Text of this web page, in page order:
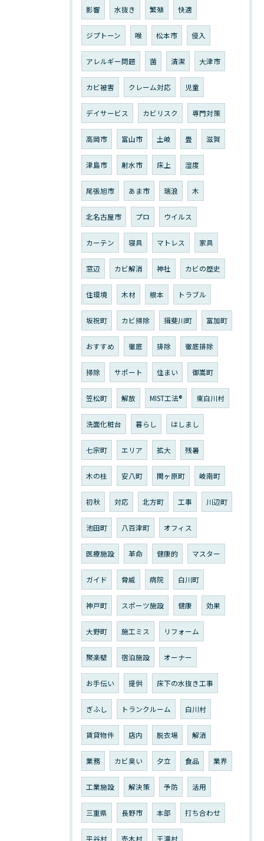
影響 水抜き 繁殖 快適
ジプトーン 喉 松本市 侵入
アレルギー問題 菌 清潔 大津市
カビ被害 クレーム対応 児童
デイサービス カビリスク 専門対策
高岡市 富山市 土岐 畳 滋賀
津島市 射水市 床上 湿度
尾張旭市 あま市 瑞浪 木
北名古屋市 プロ ウイルス
カーテン 寝具 マトレス 家具
窓辺 カビ解消 神社 カビの歴史
住環境 木材 根本 トラブル
坂祝町 カビ掃除 揖斐川町 富加町
おすすめ 徹底 排除 徹底排除
掃除 サポート 住まい 御嵩町
笠松町 解放 MIST工法®︎ 東白川村
洗面化粧台 暮らし はしまし
七宗町 エリア 拡大 残暑
木の柱 安八町 関ヶ原町 岐南町
初秋 対応 北方町 工事 川辺町
池田町 八百津町 オフィス
医療施設 革命 健康的 マスター
ガイド 脅威 病院 白川町
神戸町 スポーツ施設 健康 効果
大野町 施工ミス リフォーム
聚楽壁 宿泊施設 オーナー
お手伝い 提供 床下の水抜き工事
ぎふし トランクルーム 白川村
賃貸物件 店内 脱衣場 解消
業務 カビ臭い 夕立 食品 業界
工業施設 解決策 予防 活用
三重県 長野市 本部 打ち合わせ
平谷村 売木村 王滝村